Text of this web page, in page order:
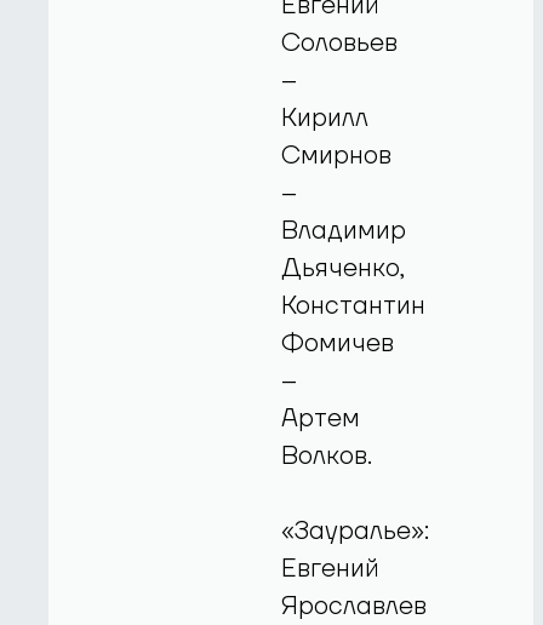
Соловьев
–
Кирилл
Смирнов
–
Владимир
Дьяченко,
Константин
Фомичев
–
Артем
Волков.
«Зауралье»:
Евгений
Ярославлев